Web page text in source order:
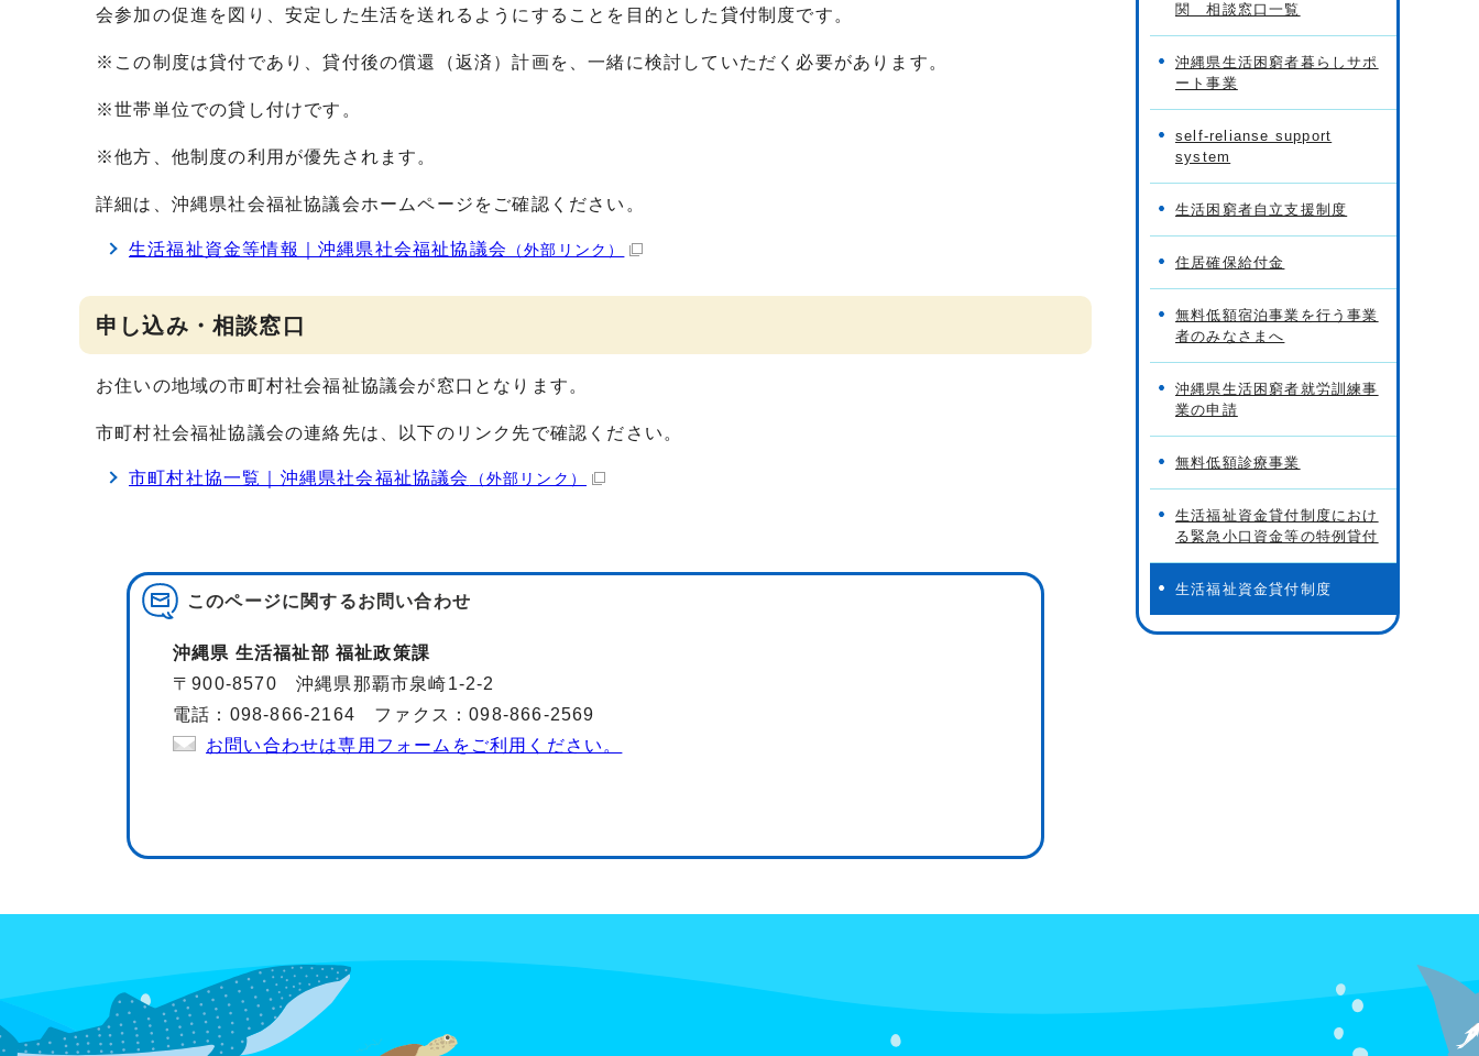
会参加の促進を図り、安定した生活を送れるようにすることを目的とした貸付制度です。
※この制度は貸付であり、貸付後の償還（返済）計画を、一緒に検討していただく必要があります。
※世帯単位での貸し付けです。
※他方、他制度の利用が優先されます。
詳細は、沖縄県社会福祉協議会ホームページをご確認ください。
生活福祉資金等情報｜沖縄県社会福祉協議会 （外部リンク）
申し込み・相談窓口
お住いの地域の市町村社会福祉協議会が窓口となります。
市町村社会福祉協議会の連絡先は、以下のリンク先で確認ください。
市町村社協一覧｜沖縄県社会福祉協議会 （外部リンク）
このページに関するお問い合わせ
沖縄県 生活福祉部 福祉政策課
〒900-8570 沖縄県那覇市泉崎1-2-2
電話：098-866-2164 ファクス：098-866-2569
お問い合わせは専用フォームをご利用ください。
関 相談窓口一覧
沖縄県生活困窮者暮らしサポ
ート事業
self-relianse support
system
生活困窮者自立支援制度
住居確保給付金
無料低額宿泊事業を行う事業
者のみなさまへ
沖縄県生活困窮者就労訓練事
業の申請
無料低額診療事業
生活福祉資金貸付制度におけ
る緊急小口資金等の特例貸付
生活福祉資金貸付制度